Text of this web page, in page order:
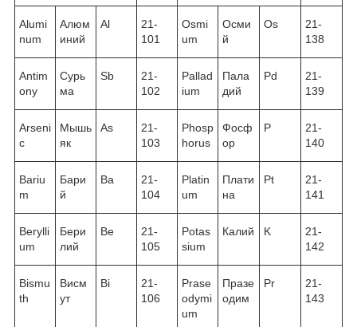
Alumi
num
Алюм
иний
Al
21-
101
Osmi
um
Осми
й
Os
21-
138
Antim
ony
Сурь
ма
Sb
21-
102
Pallad
ium
Пала
дий
Pd
21-
139
Arseni
c
Мышь
як
As
21-
103
Phosp
horus
Фосф
ор
P
21-
140
Bariu
m
Бари
й
Ba
21-
104
Platin
um
Плати
на
Pt
21-
141
Berylli
um
Бери
лий
Be
21-
105
Potas
sium
Калий K
21-
142
Bismu
th
Висм
ут
Bi
21-
106
Prase
odymi
um
Празе
одим
Pr
21-
143